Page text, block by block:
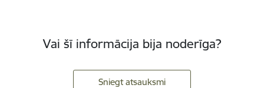
Vai šī informācija bija noderīga?
Sniegt atsauksmi